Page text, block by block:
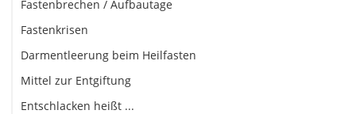
Fastenbrechen / Aufbautage
Fastenkrisen
Darmentleerung beim Heilfasten
Mittel zur Entgiftung
Entschlacken heißt ...